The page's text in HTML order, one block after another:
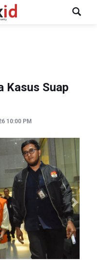
Kasus Suap
10:00 PM
Next